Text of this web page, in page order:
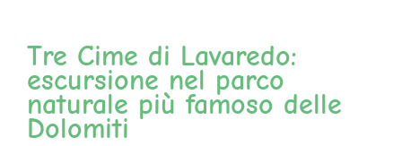
Tre Cime di Lavaredo:
escursione nel parco
naturale più famoso delle
Dolomiti